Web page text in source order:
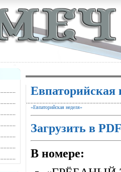
Евпаторийская
«Евпаторийская неделя»
Загрузить в
В номере: